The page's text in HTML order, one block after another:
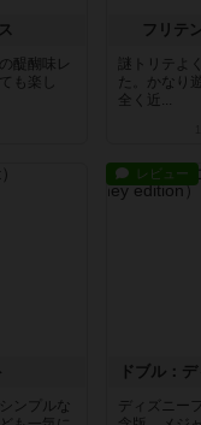
醍醐味レ
も楽し
フリテ
謎トリテよ
た。かなり
全く近...
ンプルな
レビュー
ドブル：
ディズニー